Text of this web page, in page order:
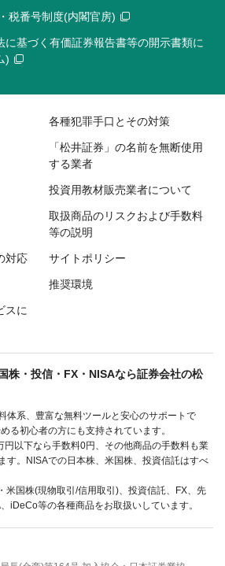
税番号制度(内閣官房)
に基づく有価証券報告書等の開示書類に
)
各種犯罪手口とその対策
「松井証券」の名前を無断使用
する業者
投資用教材販売業者について
取扱商品のリスクおよび手数料
等の説明
対応 サイトポリシー
推奨環境
スに
株・投信・FX・NISAなら証券会社の松
体系、豊富な無料ツールと安心のサポートで
る初心者の方にも支持されています。
以下なら手数料0円、その他商品の手数料も業
す。NISAでの日本株、米国株、投資信託はすべ
米国株(現物取引/信用取引)、投資信託、FX、先
iDeCo等の各種商品をお取扱いしています。